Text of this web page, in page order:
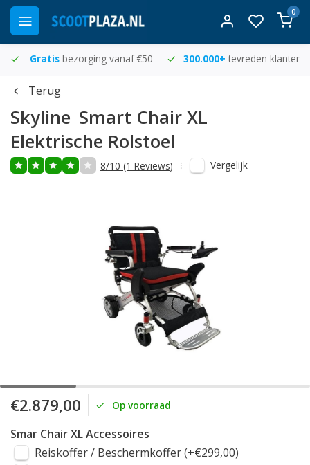
0
Gratis bezorging vanaf €50 300.000+ tevreden klanten
Terug
Skyline Smart Chair XL
Elektrische Rolstoel
8/10 (1 Reviews) Vergelijk
€2.879,00 Op voorraad
Smar Chair XL Accessoires
Reiskoffer / Beschermkoffer (+€299,00)